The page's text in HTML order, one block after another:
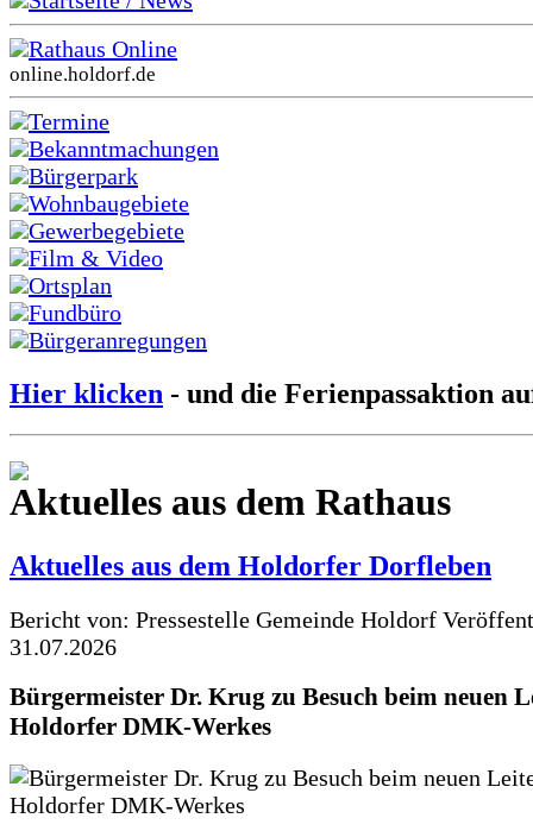
Rathaus Online
online.holdorf.de
Termine
Bekanntmachungen
Bürgerpark
Wohnbaugebiete
Gewerbegebiete
Film & Video
Ortsplan
Fundbüro
Bürgeranregungen
Hier klicken - und die Ferienpassaktion
Aktuelles aus dem Rathaus
Aktuelles aus dem Holdorfer Dorfleben
Bericht von: Pressestelle Gemeinde Holdorf
31.07.2026
Bürgermeister Dr. Krug zu Besuch beim neuen
Holdorfer DMK-Werkes